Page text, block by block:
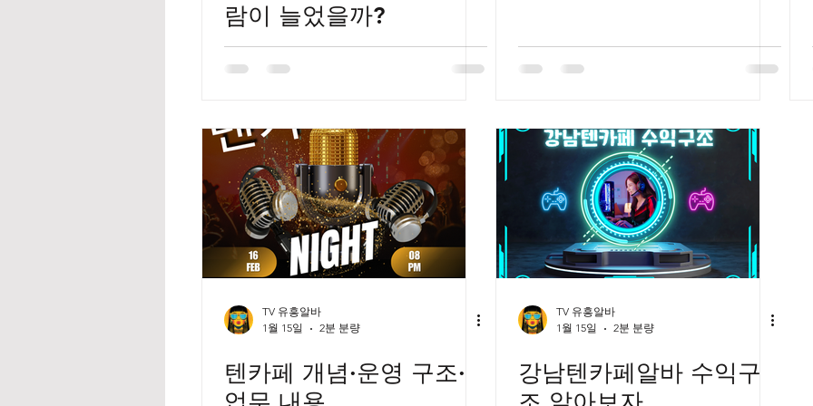
람이 늘었을까?
TV 유흥알바
1월 15일
2분 분량
텐카페 개념·운영 구조·
TV 유흥알바
1월 15일
2분 분량
강남텐카페알바 수익구